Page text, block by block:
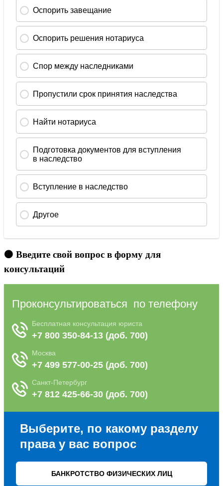
🟠 Введите свой вопрос в форму для
консультаций